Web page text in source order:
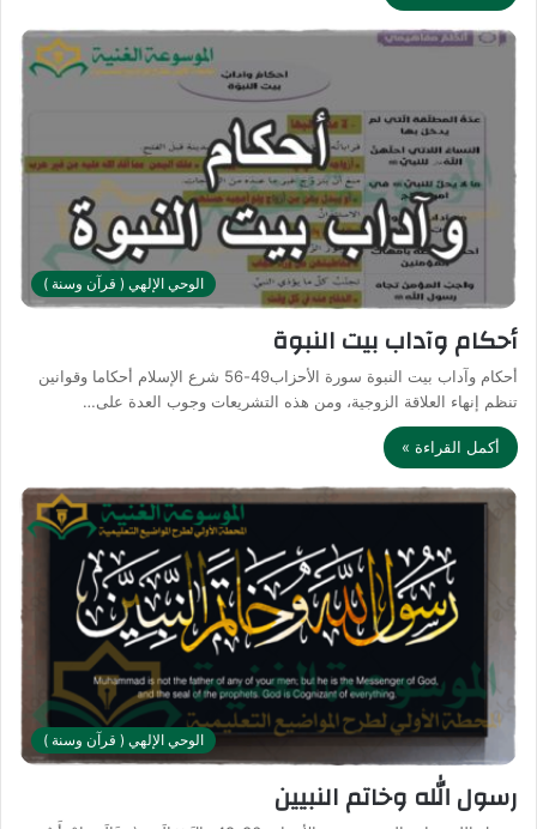
الوحي الإلهي ( قرآن وسنة )
أحكام وآداب بيت النبوة
أحكام وآداب بيت النبوة سورة الأحزاب49-56 شرع الإسلام أحكاما وقوانين
تنظم إنهاء العلاقة الزوجية، ومن هذه التشريعات وجوب العدة على…
أكمل القراءة »
الوحي الإلهي ( قرآن وسنة )
رسول الله وخاتم النبيين